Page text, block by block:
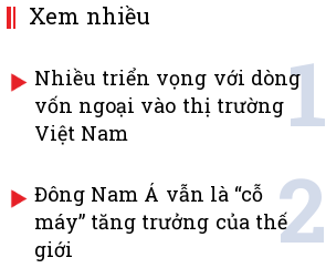
Xem nhiều
Nhiều triển vọng với dòng
vốn ngoại vào thị trường
Việt Nam
1
Đông Nam Á vẫn là “cỗ
máy” tăng trưởng của thế
giới
2